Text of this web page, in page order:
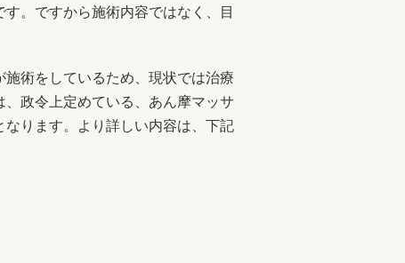
。ですから施術内容ではなく、目
術をしているため、現状では治療
政令上定めている、あん摩マッサ
ります。より詳しい内容は、下記